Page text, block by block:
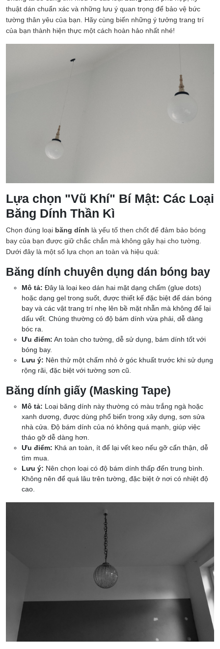
thuật dán chuẩn xác và những lưu ý quan trọng để bảo vệ bức
tường thân yêu của bạn. Hãy cùng biến những ý tưởng trang trí
của bạn thành hiện thực một cách hoàn hảo nhất nhé!
Lựa chọn "Vũ Khí" Bí Mật: Các Loại
Băng Dính Thần Kì
Chọn đúng loại băng dính là yếu tố then chốt để đảm bảo bóng
bay của bạn được giữ chắc chắn mà không gây hại cho tường.
Dưới đây là một số lựa chọn an toàn và hiệu quả:
Băng dính chuyên dụng dán bóng bay
Mô tả: Đây là loại keo dán hai mặt dạng chấm (glue dots)
hoặc dạng gel trong suốt, được thiết kế đặc biệt để dán bóng
bay và các vật trang trí nhẹ lên bề mặt nhẵn mà không để lại
dấu vết. Chúng thường có độ bám dính vừa phải, dễ dàng
bóc ra.
Ưu điểm: An toàn cho tường, dễ sử dụng, bám dính tốt với
bóng bay.
Lưu ý: Nên thử một chấm nhỏ ở góc khuất trước khi sử dụng
rộng rãi, đặc biệt với tường sơn cũ.
Băng dính giấy (Masking Tape)
Mô tả: Loại băng dính này thường có màu trắng ngà hoặc
xanh dương, được dùng phổ biến trong xây dựng, sơn sửa
nhà cửa. Độ bám dính của nó không quá mạnh, giúp việc
tháo gỡ dễ dàng hơn.
Ưu điểm: Khá an toàn, ít để lại vết keo nếu gỡ cẩn thận, dễ
tìm mua.
Lưu ý: Nên chọn loại có độ bám dính thấp đến trung bình.
Không nên để quá lâu trên tường, đặc biệt ở nơi có nhiệt độ
cao.